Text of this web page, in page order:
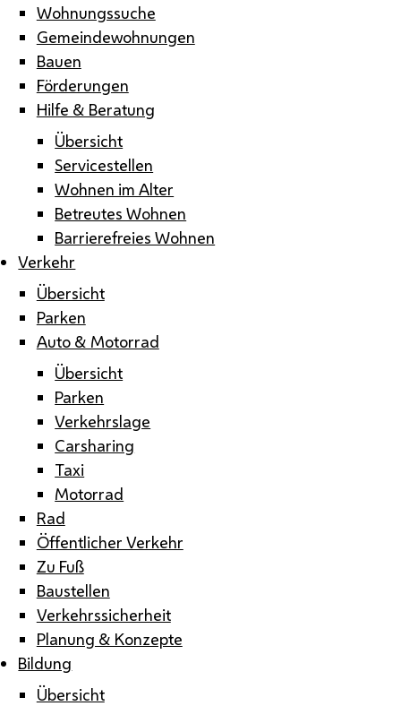
Wohnungssuche
Gemeindewohnungen
Bauen
Förderungen
Hilfe & Beratung
Übersicht
Servicestellen
Wohnen im Alter
Betreutes Wohnen
Barrierefreies Wohnen
Verkehr
Übersicht
Parken
Auto & Motorrad
Übersicht
Parken
Verkehrslage
Carsharing
Taxi
Motorrad
Rad
Öffentlicher Verkehr
Zu Fuß
Baustellen
Verkehrssicherheit
Planung & Konzepte
Bildung
Übersicht